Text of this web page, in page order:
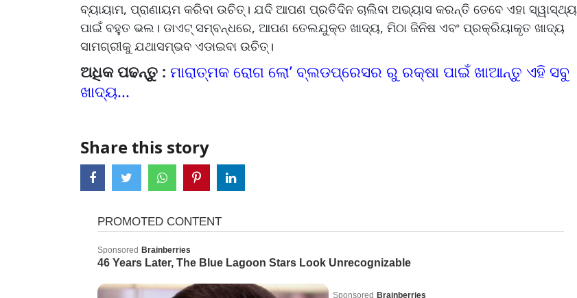
ବ୍ୟାୟାମ, ପ୍ରାଣାୟମ କରିବା ଉଚିତ୍। ଯଦି ଆପଣ ପ୍ରତିଦିନ ଚାଲିବା ଅଭ୍ୟାସ କରନ୍ତି ତେବେ ଏହା ସ୍ୱାସ୍ଥ୍ୟ
ପାଇଁ ବହୁତ ଭଲ। ଡାଏଟ୍ ସମ୍ବନ୍ଧରେ, ଆପଣ ତେଲଯୁକ୍ତ ଖାଦ୍ୟ, ମିଠା ଜିନିଷ ଏବଂ ପ୍ରକ୍ରିୟାକୃତ ଖାଦ୍ୟ
ସାମଗ୍ରୀକୁ ଯଥାସମ୍ଭବ ଏଡାଇବା ଉଚିତ୍।
ଅଧିକ ପଢନ୍ତୁ : ମାରାତ୍ମକ ରୋଗ ଲୋ’ ବ୍ଲଡପ୍ରେସର ରୁ ରକ୍ଷା ପାଇଁ ଖାଆନ୍ତୁ ଏହି ସବୁ
ଖାଦ୍ୟ...
Share this story